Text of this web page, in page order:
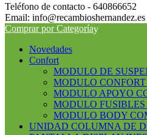
Teléfono de contacto - 640866652
Email: info@recambioshernandez.es
Comprar por Categoría
Novedades
Confort
MODULO DE
MODULO
MODULO APOYO
MODULO FUSIBLES
MODULO BODY
UNIDAD COLUMNA DE